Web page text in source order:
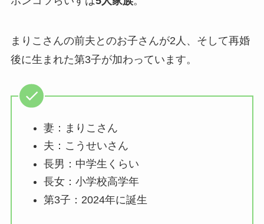
まりこさんの前夫とのお子さんが2人、そして再婚
後に生まれた第3子が加わっています。
妻：まりこさん
夫：こうせいさん
長男：中学生くらい
長女：小学校高学年
第3子：2024年に誕生